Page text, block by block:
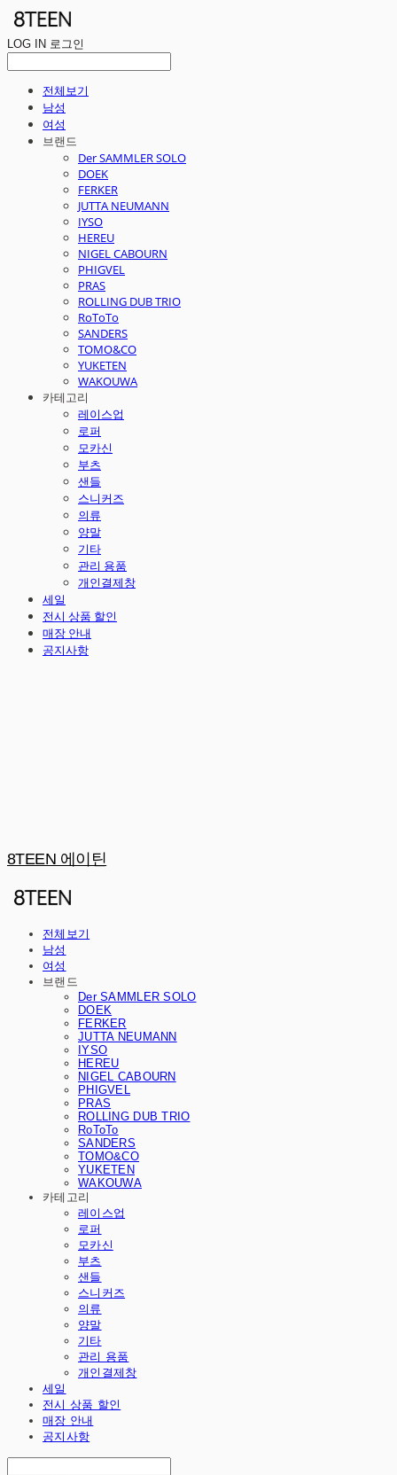
LOG IN 로그인
전체보기
남성
여성
브랜드
Der SAMMLER SOLO
DOEK
FERKER
JUTTA NEUMANN
IYSO
HEREU
NIGEL CABOURN
PHIGVEL
PRAS
ROLLING DUB TRIO
RoToTo
SANDERS
TOMO&CO
YUKETEN
WAKOUWA
카테고리
레이스업
로퍼
모카신
부츠
샌들
스니커즈
의류
양말
기타
관리 용품
개인결제창
세일
전시 상품 할인
매장 안내
공지사항
8TEEN 에이틴
전체보기
남성
여성
브랜드
Der SAMMLER SOLO
DOEK
FERKER
JUTTA NEUMANN
IYSO
HEREU
NIGEL CABOURN
PHIGVEL
PRAS
ROLLING DUB TRIO
RoToTo
SANDERS
TOMO&CO
YUKETEN
WAKOUWA
카테고리
레이스업
로퍼
모카신
부츠
샌들
스니커즈
의류
양말
기타
관리 용품
개인결제창
세일
전시 상품 할인
매장 안내
공지사항